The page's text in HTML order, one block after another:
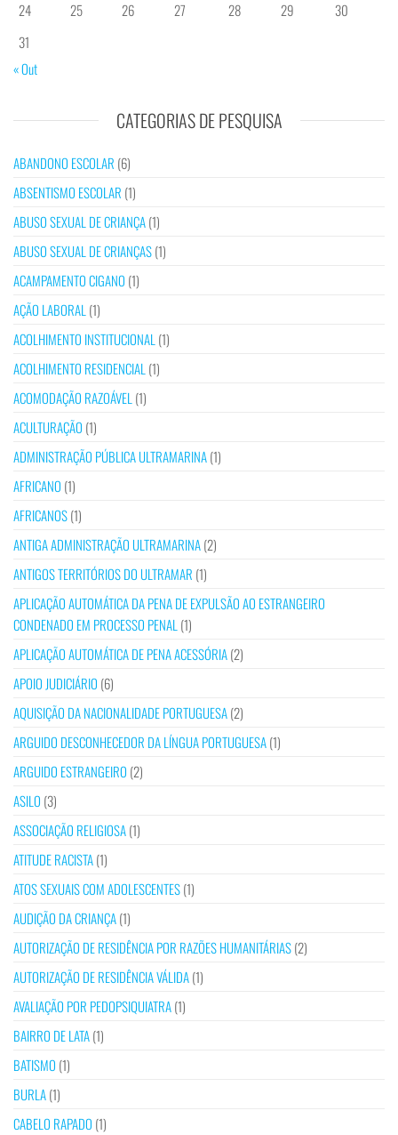
24
25 26 27 28 29
30
31
« Out
CATEGORIAS DE PESQUISA
ABANDONO ESCOLAR (6)
ABSENTISMO ESCOLAR (1)
ABUSO SEXUAL DE CRIANÇA(1)
ABUSO SEXUAL DE CRIANÇAS(1)
ACAMPAMENTO CIGANO (1)
AÇÃO LABORAL (1)
ACOLHIMENTO INSTITUCIONAL (1)
ACOLHIMENTO RESIDENCIAL (1)
ACOMODAÇÃO RAZOÁVEL (1)
ACULTURAÇÃO (1)
ADMINISTRAÇÃO PÚBLICA ULTRAMARINA(1)
AFRICANO (1)
AFRICANOS(1)
ANTIGA ADMINISTRAÇÃO ULTRAMARINA(2)
ANTIGOS TERRITÓRIOS DO ULTRAMAR (1)
APLICAÇÃO AUTOMÁTICA DA PENA DE EXPULSÃO AO ESTRANGEIRO
CONDENADO EM PROCESSO PENAL (1)
APLICAÇÃO AUTOMÁTICA DE PENA ACESSÓRIA(2)
APOIO JUDICIÁRIO (6)
AQUISIÇÃO DA NACIONALIDADE PORTUGUESA(2)
ARGUIDO DESCONHECEDOR DA LÍNGUA PORTUGUESA(1)
ARGUIDO ESTRANGEIRO (2)
ASILO (3)
ASSOCIAÇÃO RELIGIOSA(1)
ATITUDE RACISTA(1)
ATOS SEXUAIS COM ADOLESCENTES(1)
AUDIÇÃO DA CRIANÇA(1)
AUTORIZAÇÃO DE RESIDÊNCIA POR RAZÕES HUMANITÁRIAS(2)
AUTORIZAÇÃO DE RESIDÊNCIA VÁLIDA(1)
AVALIAÇÃO POR PEDOPSIQUIATRA(1)
BAIRRO DE LATA(1)
BATISMO (1)
BURLA(1)
CABELO RAPADO (1)